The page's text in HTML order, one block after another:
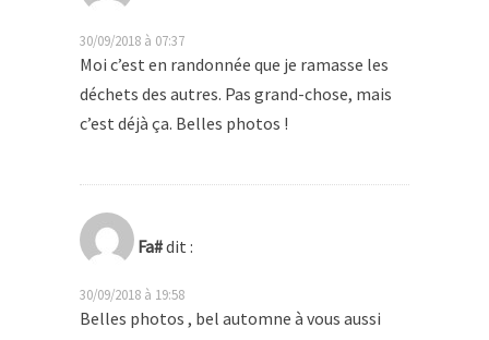
30/09/2018 à 07:37
Moi c’est en randonnée que je ramasse les
déchets des autres. Pas grand-chose, mais
c’est déjà ça. Belles photos !
Fa#dit :
30/09/2018 à 19:58
Belles photos , bel automne à vous aussi